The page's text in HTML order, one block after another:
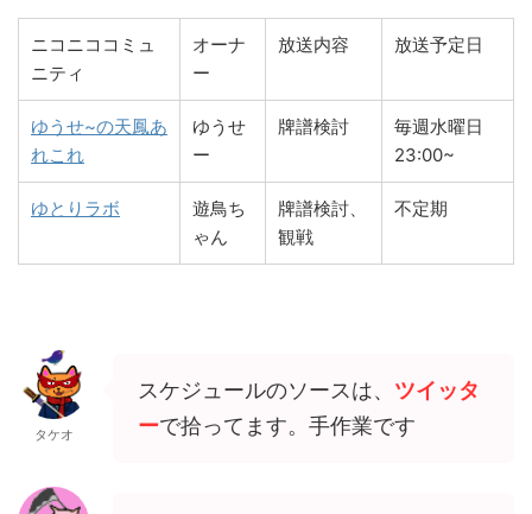
ニコニココミュ
ニティ
オーナ
ー
放送内容 放送予定日
ゆうせ~の天鳳あ
れこれ
ゆうせ
ー
牌譜検討
毎週水曜日
23:00~
ゆとりラボ
遊鳥ち
ゃん
牌譜検討、
観戦
不定期
タケオ
スケジュールのソースは、 ツイッタ
ーで拾ってます。手作業です